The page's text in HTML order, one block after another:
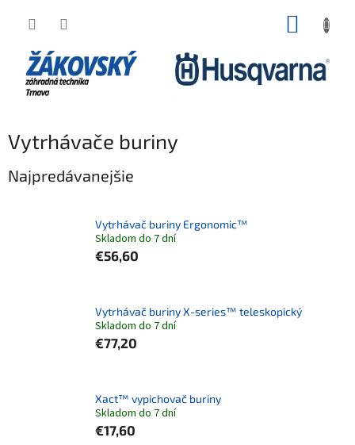
Vytrhávače buriny
Najpredávanejšie
Vytrhávač buriny Ergonomic™
Skladom do 7 dní
€56,60
Vytrhávač buriny X-series™ teleskopický
Skladom do 7 dní
€77,20
Xact™ vypichovač buriny
Skladom do 7 dní
€17,60